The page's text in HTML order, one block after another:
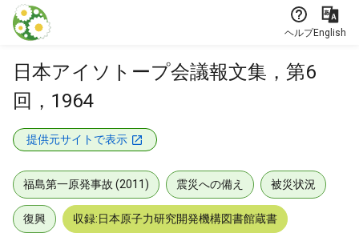
本文に飛ぶ
ヘルプEnglish
日本アイソトープ会議報文集，第6
回，1964
提供元サイトで表示
福島第一原発事故 (2011) 震災への備え 被災状況
復興 収録:日本原子力研究開発機構図書館蔵書